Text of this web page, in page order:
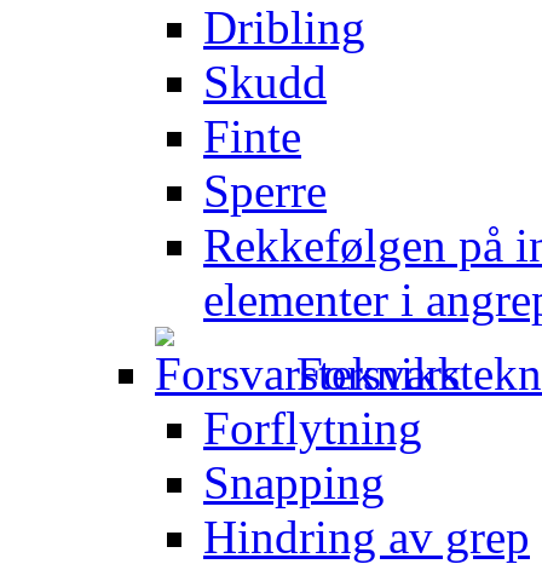
Dribling
Skudd
Finte
Sperre
Rekkefølgen på
elementer i
Forflytning
Snapping
Hindring av grep